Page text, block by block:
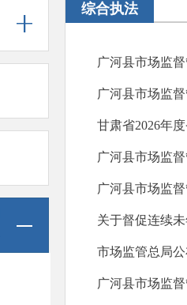
综合执法
广河县市场监
甘肃省2026年
广河县市场监
广河县市场监
关于督促连续
市场监管总局
广河县市场监